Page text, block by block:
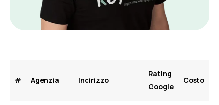
# Agenzia Indirizzo
Rating
Google
Costo